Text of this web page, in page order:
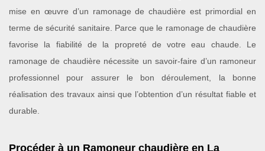
mise en œuvre d’un ramonage de chaudière est primordial en
terme de sécurité sanitaire. Parce que le ramonage de chaudière
favorise la fiabilité de la propreté de votre eau chaude. Le
ramonage de chaudière nécessite un savoir-faire d’un ramoneur
professionnel pour assurer le bon déroulement, la bonne
réalisation des travaux ainsi que l’obtention d’un résultat fiable et
durable.
Procéder à un Ramoneur chaudière en La